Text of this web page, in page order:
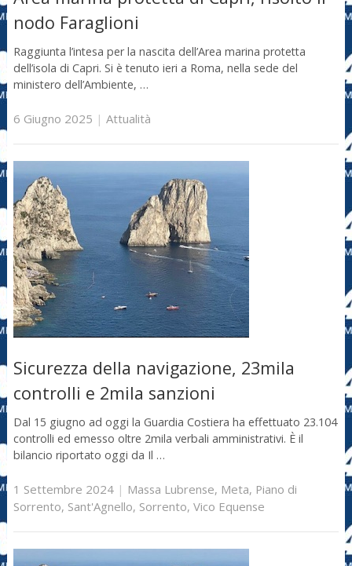
nodo Faraglioni
Raggiunta l’intesa per la nascita dell’Area marina protetta
dell’isola di Capri. Si è tenuto ieri a Roma, nella sede del
ministero dell’Ambiente, …
6 Giugno 2025 | Attualità
Sicurezza della navigazione, 23mila
controlli e 2mila sanzioni
Dal 15 giugno ad oggi la Guardia Costiera ha effettuato 23.104
controlli ed emesso oltre 2mila verbali amministrativi. È il
bilancio riportato oggi da Il …
1 Settembre 2024| Massa Lubrense, Meta, Piano di
Sorrento, Sant'Agnello, Sorrento, Vico Equense